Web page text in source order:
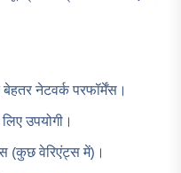
नेटवर्क परफॉर्मेंस।
उपयोगी।
(कुछ वेरिएंट्स में)।